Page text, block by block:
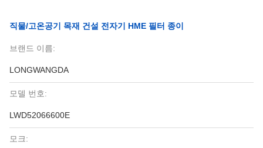
직물/고온공기 목재 건설 전자기 HME 필터 종이
브랜드 이름:
LONGWANGDA
모델 번호:
LWD52066600E
모크: